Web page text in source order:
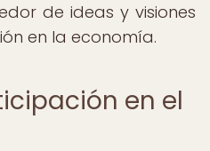
de ideas y visiones
en la economía.
en el